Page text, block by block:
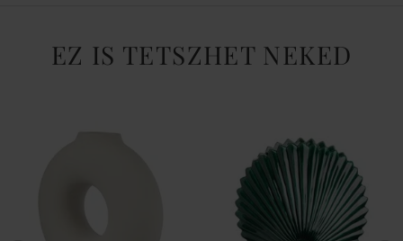
EZ IS TETSZHET NEKED